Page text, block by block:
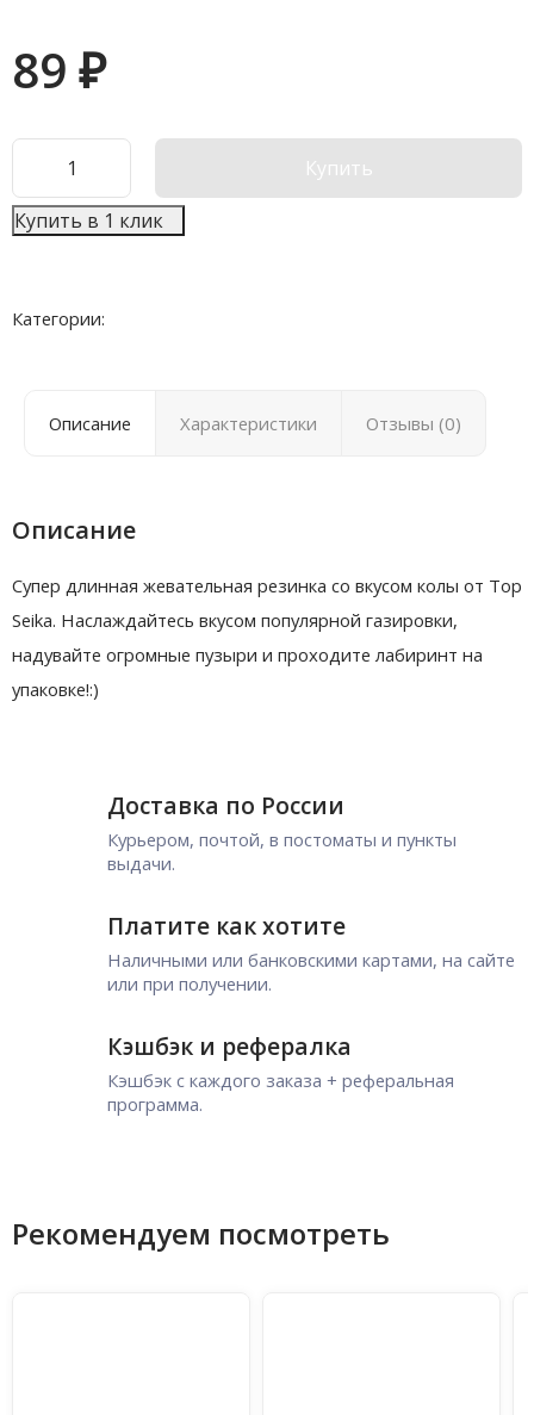
89 ₽
Купить
Купить в 1 клик
Категории:
Описание Характеристики Отзывы (0)
Описание
Супер длинная жевательная резинка со вкусом колы от Top
Seika. Наслаждайтесь вкусом популярной газировки,
надувайте огромные пузыри и проходите лабиринт на
упаковке!:)
Доставка по России
Курьером, почтой, в постоматы и пункты
выдачи.
Платите как хотите
Наличными или банковскими картами, на сайте
или при получении.
Кэшбэк и рефералка
Кэшбэк с каждого заказа + реферальная
программа.
Рекомендуем посмотреть